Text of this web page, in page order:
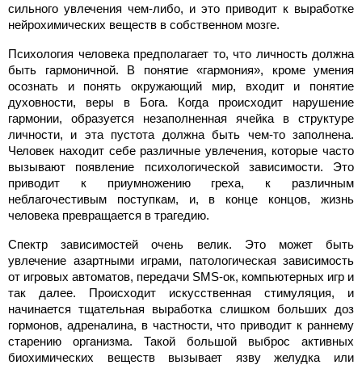
сильного увлечения чем-либо, и это приводит к выработке
нейрохимических веществ в собственном мозге.
Психология человека предполагает то, что личность должна
быть гармоничной. В понятие «гармония», кроме умения
осознать и понять окружающий мир, входит и понятие
духовности, веры в Бога. Когда происходит нарушение
гармонии, образуется незаполненная ячейка в структуре
личности, и эта пустота должна быть чем-то заполнена.
Человек находит себе различные увлечения, которые часто
вызывают появление психологической зависимости. Это
приводит к приумножению греха, к различным
неблагочестивым поступкам, и, в конце концов, жизнь
человека превращается в трагедию.
Спектр зависимостей очень велик. Это может быть
увлечение азартными играми, патологическая зависимость
от игровых автоматов, передачи SMS-oк, компьютерных игр и
так далее. Происходит искусственная стимуляция, и
начинается тщательная выработка слишком больших доз
гормонов, адреналина, в частности, что приводит к раннему
старению организма. Такой большой выброс активных
биохимических веществ вызывает язву желудка или